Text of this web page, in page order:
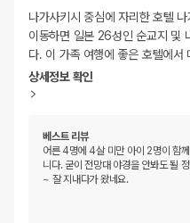
나가사키시 중심에 자리한 호텔
이동하면 일본 26성인 순교지 및
다. 이 가족 여행에 좋은 호텔에서
상세정보 확인
베스트 리뷰
어른 4명에 4살 미만 아이 2명이 함
니다. 굳이 전망대 야경을 안봐도 될
~ 잘 지내다가 왔네요.